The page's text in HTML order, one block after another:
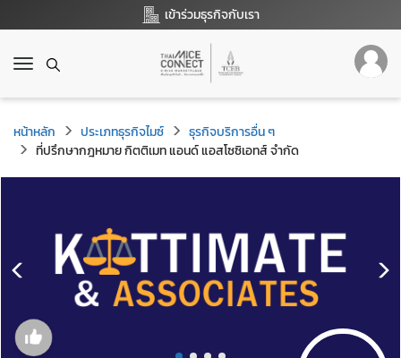
เข้าร่วมธุรกิจกับเรา
T
g
g
l
e
n
o
n
หน้าหลัก ประเภทธุรกิจไมซ์
ธุรกิจบริการอื่น ๆ
ที่ปรึกษากฎหมาย กิตติเมท แอนด์ แอสโซซิเอทส์ จำกัด